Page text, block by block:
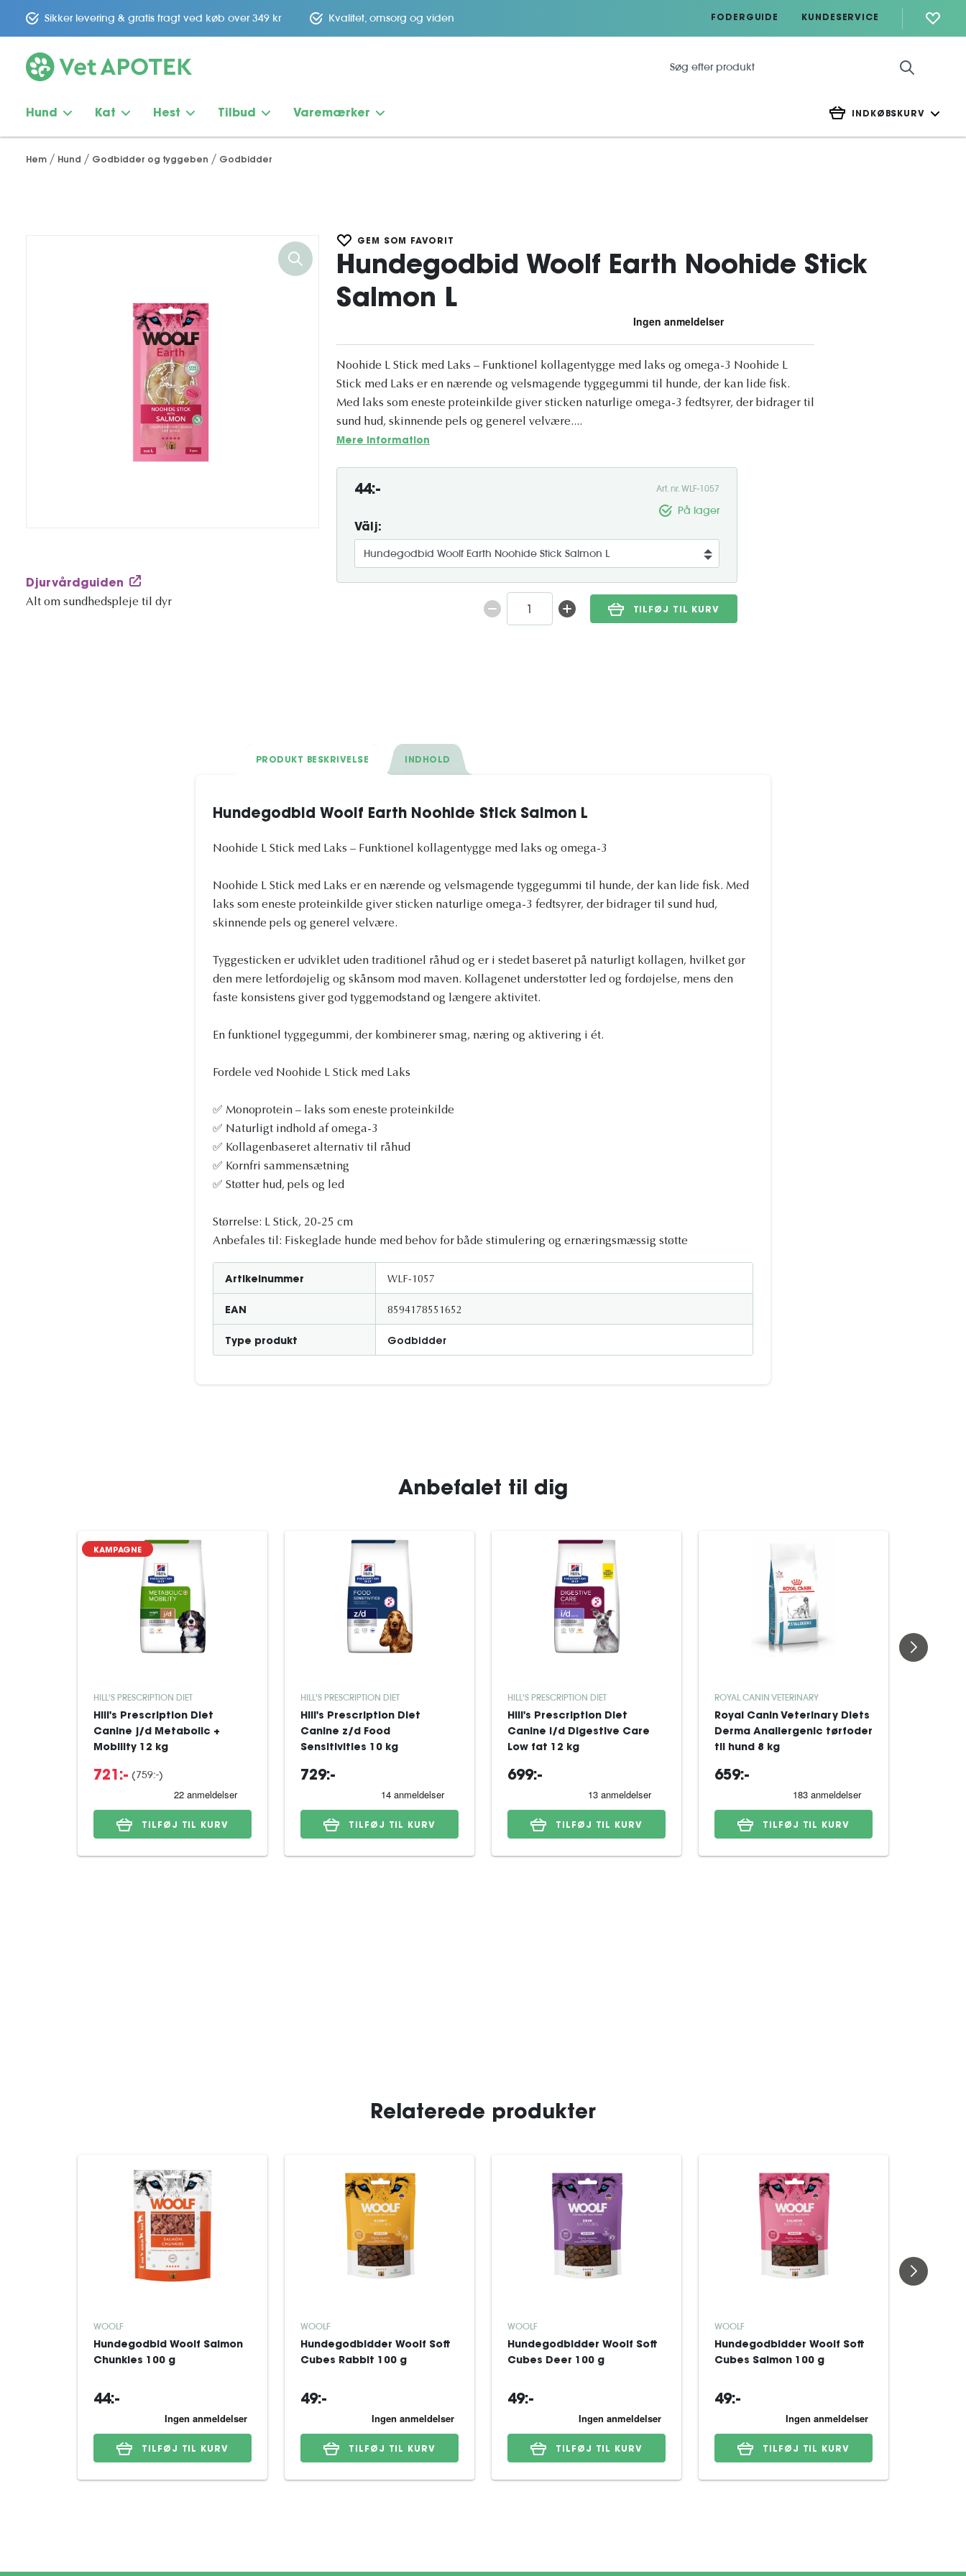
Sikker levering & gratis fragt ved køb over 349 kr Kvalitet, omsorg og viden FODERGUIDE KUNDESERVICE
Hund Kat Hest Tilbud Varemærker INDKØBSKURV
Hem Hund Godbidder og tyggeben Godbidder
Djurvårdguiden
Alt om sundhedspleje til dyr
GEM SOM FAVORIT
Hundegodbid Woolf Earth Noohide Stick
Salmon L
Noohide L Stick med Laks – Funktionel kollagentygge med laks og omega-3 Noohide L
Stick med Laks er en nærende og velsmagende tyggegummi til hunde, der kan lide fisk.
Med laks som eneste proteinkilde giver sticken naturlige omega-3 fedtsyrer, der bidrager til
sund hud, skinnende pels og generel velvære....
Mere information
44:- Art. nr. WLF-1057
På lager
Välj:
TILFØJ TIL KURV
PRODUKT BESKRIVELSE INDHOLD
Hundegodbid Woolf Earth Noohide Stick Salmon L
Noohide L Stick med Laks – Funktionel kollagentygge med laks og omega-3
Noohide L Stick med Laks er en nærende og velsmagende tyggegummi til hunde, der kan lide fisk. Med
laks som eneste proteinkilde giver sticken naturlige omega-3 fedtsyrer, der bidrager til sund hud,
skinnende pels og generel velvære.
Tyggesticken er udviklet uden traditionel råhud og er i stedet baseret på naturligt kollagen, hvilket gør
den mere letfordøjelig og skånsom mod maven. Kollagenet understøtter led og fordøjelse, mens den
faste konsistens giver god tyggemodstand og længere aktivitet.
En funktionel tyggegummi, der kombinerer smag, næring og aktivering i ét.
Fordele ved Noohide L Stick med Laks
✅ Monoprotein – laks som eneste proteinkilde
✅ Naturligt indhold af omega-3
✅ Kollagenbaseret alternativ til råhud
✅ Kornfri sammensætning
✅ Støtter hud, pels og led
Størrelse: L Stick, 20-25 cm
Anbefales til: Fiskeglade hunde med behov for både stimulering og ernæringsmæssig støtte
Artikelnummer WLF-1057
EAN 8594178551652
Type produkt Godbidder
Anbefalet til dig
KAMPAGNE
HILL'S PRESCRIPTION DIET
Hill's Prescription Diet
Canine j/d Metabolic +
Mobility 12 kg
721:- (759:-)
TILFØJ TIL KURV
HILL'S PRESCRIPTION DIET
Hill's Prescription Diet
Canine z/d Food
Sensitivities 10 kg
729:-
TILFØJ TIL KURV
HILL'S PRESCRIPTION DIET
Hill's Prescription Diet
Canine i/d Digestive Care
Low fat 12 kg
699:-
TILFØJ TIL KURV
ROYAL CANIN VETERINARY
Royal Canin Veterinary Diets
Derma Anallergenic tørfoder
til hund 8 kg
659:-
TILFØJ TIL KURV
Relaterede produkter
WOOLF
Hundegodbid Woolf Salmon
Chunkies 100 g
44:-
TILFØJ TIL KURV
WOOLF
Hundegodbidder Woolf Soft
Cubes Rabbit 100 g
49:-
TILFØJ TIL KURV
WOOLF
Hundegodbidder Woolf Soft
Cubes Deer 100 g
49:-
TILFØJ TIL KURV
WOOLF
Hundegodbidder Woolf Soft
Cubes Salmon 100 g
49:-
TILFØJ TIL KURV